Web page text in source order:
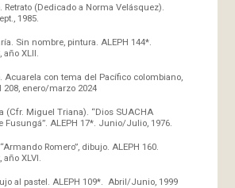
(Dedicado a Norma Velásquez).
1985.
Sin nombre, pintura. ALEPH 144*.
XLII.
Acuarela con tema del Pacífico colombiano,
208, enero/marzo 2024
(Cfr. Miguel Triana). “Dios SUACHA
Fusungá”. ALEPH 17*. Junio/Julio, 1976.
Romero”, dibujo. ALEPH 160.
XLVI.
al pastel. ALEPH 109*. Abril/Junio, 1999